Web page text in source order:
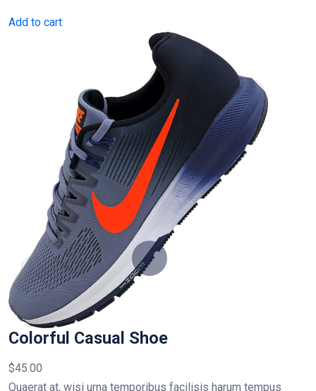
Add to cart
Colorful Casual Shoe
$45.00
Quaerat at, wisi urna temporibus facilisis harum tempus